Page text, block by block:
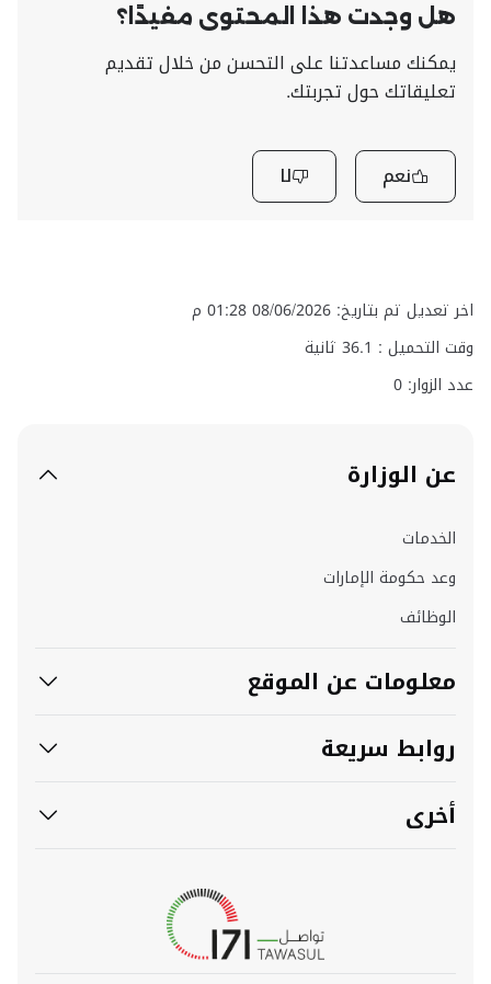
هل وجدت هذا المحتوى مفيدًا؟
يمكنك مساعدتنا على التحسن من خلال تقديم
تعليقاتك حول تجربتك.
نعم لا
اخر تعديل تم بتاريخ: 08/06/2026 01:28 م
وقت التحميل : 36.1 ثانية
عدد الزوار: 0
عن الوزارة
الخدمات
وعد حكومة الإمارات
الوظائف
معلومات عن الموقع
روابط سريعة
أخرى